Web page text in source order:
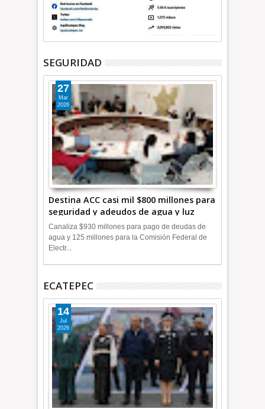
SEGURIDAD
Destina ACC casi mil $800 millones para
seguridad y adeudos de agua y luz
+Video
27
Mar
2026
Canaliza $930 millones para pago de deudas de
agua y 125 millones para la Comisión Federal de
Electr...
ECATEPEC
14
Jul
2026